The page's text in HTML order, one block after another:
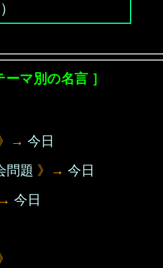
ーマ別の名言 ］
→ 今日
問題 》→ 今日
今日